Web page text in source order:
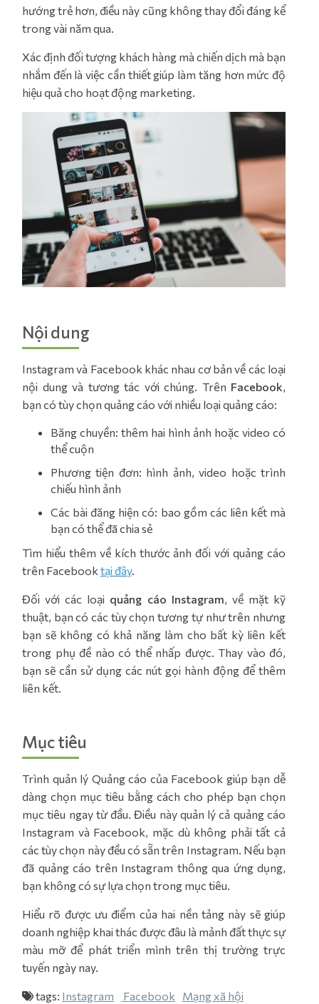
hướng trẻ hơn, điều này cũng không thay đổi đáng kể
trong vài năm qua.
Xác định đối tượng khách hàng mà chiến dịch mà bạn
nhắm đến là việc cần thiết giúp làm tăng hơn mức độ
hiệu quả cho hoạt động marketing.
Nội dung
Instagram và Facebook khác nhau cơ bản về các loại
nội dung và tương tác với chúng. Trên Facebook,
bạn có tùy chọn quảng cáo với nhiều loại quảng cáo:
Băng chuyền: thêm hai hình ảnh hoặc video có
thể cuộn
Phương tiện đơn: hình ảnh, video hoặc trình
chiếu hình ảnh
Các bài đăng hiện có: bao gồm các liên kết mà
bạn có thể đã chia sẻ
Tìm hiểu thêm về kích thước ảnh đối với quảng cáo
trên Facebook tại đây.
Đối với các loại quảng cáo Instagram, về mặt kỹ
thuật, bạn có các tùy chọn tương tự như trên nhưng
bạn sẽ không có khả năng làm cho bất kỳ liên kết
trong phụ đề nào có thể nhấp được. Thay vào đó,
bạn sẽ cần sử dụng các nút gọi hành động để thêm
liên kết.
Mục tiêu
Trình quản lý Quảng cáo của Facebook giúp bạn dễ
dàng chọn mục tiêu bằng cách cho phép bạn chọn
mục tiêu ngay từ đầu. Điều này quản lý cả quảng cáo
Instagram và Facebook, mặc dù không phải tất cả
các tùy chọn này đều có sẵn trên Instagram. Nếu bạn
đã quảng cáo trên Instagram thông qua ứng dụng,
bạn không có sự lựa chọn trong mục tiêu.
Hiểu rõ được ưu điểm của hai nền tảng này sẽ giúp
doanh nghiệp khai thác được đâu là mảnh đất thực sự
màu mỡ để phát triển mình trên thị trường trực
tuyến ngày nay.
tags: Instagram Facebook Mạng xã hội